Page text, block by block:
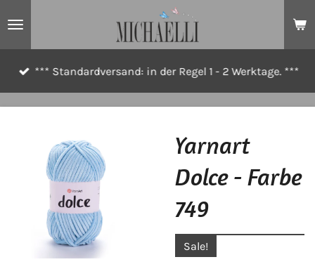
*** Standardversand: in der Regel 1 - 2 Werktage. ***
Yarnart
Dolce - Farbe
749
Sale!